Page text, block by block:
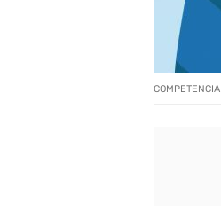
COMPETENCIA